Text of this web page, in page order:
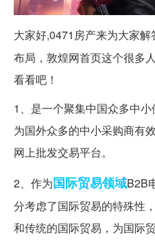
大家好,0471房产来为大家解
布局，敦煌网首页这个很多
看看吧！
1、是一个聚集中国众多中
为国外众多的中小采购商有
网上批发交易平台。
2、作为国际贸易领域B2B
分考虑了国际贸易的特殊性
和传统的国际贸易，为国际